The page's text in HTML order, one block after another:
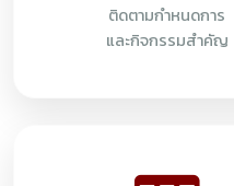
ติดตามกำหนดการ
และกิจกรรมสำคัญ